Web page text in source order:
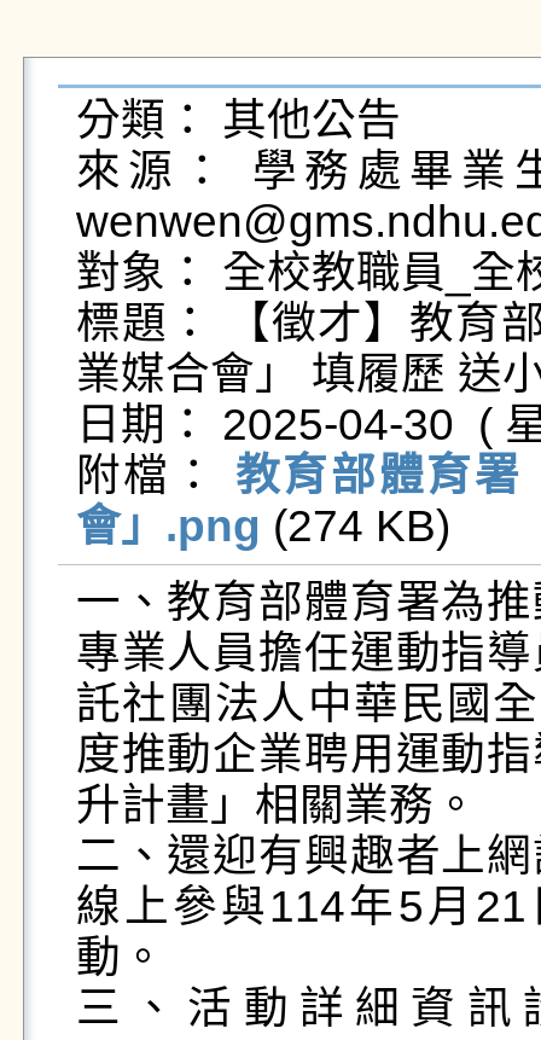
分類： 其他公告
來源： 學務處畢業
對象： 全校教職員_全
標題： 【徵才】教育
業媒合會」 填履歷 送
日期： 2025-04-30  (
附檔： 教育部體育署
會」.png (274 KB)
一、教育部體育署為
專業人員擔任運動指
託社團法人中華民國
度推動企業聘用運動
升計畫」相關業務。
二、還迎有興趣者上
線上參與114年5月
動。
三、活動詳細資訊